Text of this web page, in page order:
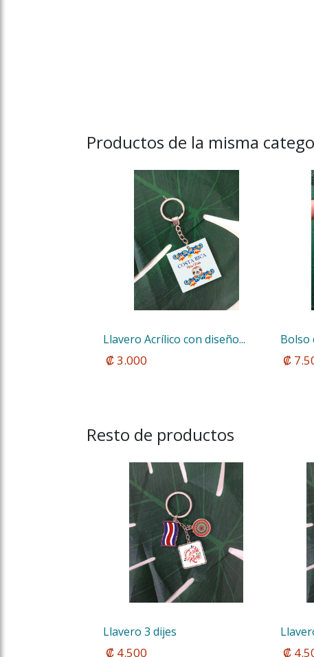
Productos de la misma
Llavero Acrílico con diseño...
₡ 3.000
Bolso
₡
Resto de productos
Llavero 3 dijes
₡ 4.500 ₡